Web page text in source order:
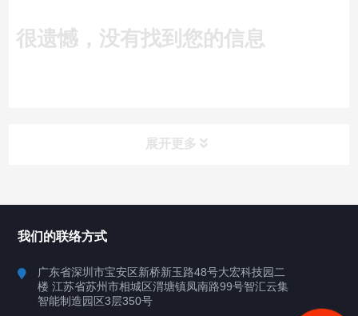
很遗憾，没有找到您的信息
展开更多
行业案例
我们的联络方式
广东省深圳市宝安区新桥新玉路48号大宏科技园二
楼 江苏省苏州市相城区渭塘镇凤南路99号智汇云集
智能制造园区3层350号